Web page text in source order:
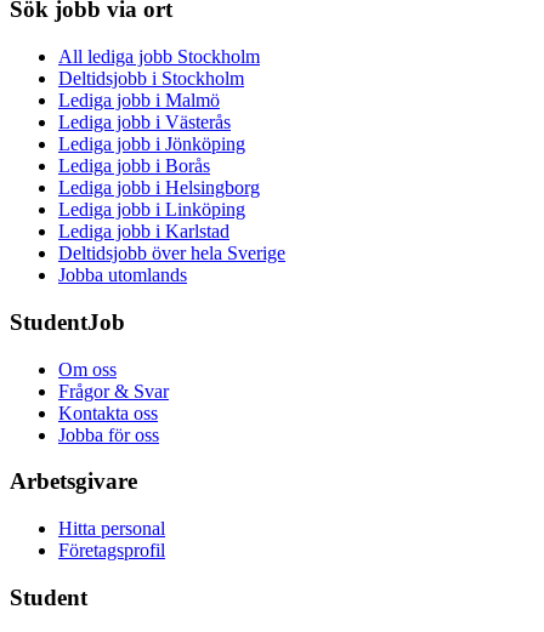
Sök jobb via ort
All lediga jobb Stockholm
Deltidsjobb i Stockholm
Lediga jobb i Malmö
Lediga jobb i Västerås
Lediga jobb i Jönköping
Lediga jobb i Borås
Lediga jobb i Helsingborg
Lediga jobb i Linköping
Lediga jobb i Karlstad
Deltidsjobb över hela Sverige
Jobba utomlands
StudentJob
Om oss
Frågor & Svar
Kontakta oss
Jobba för oss
Arbetsgivare
Hitta personal
Företagsprofil
Student